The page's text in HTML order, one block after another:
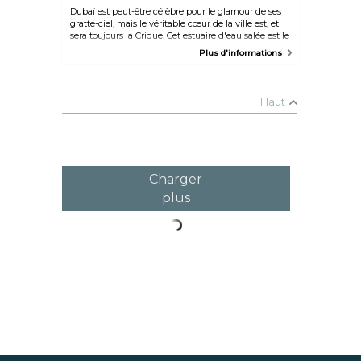
Dubaï est peut-être célèbre pour le glamour de ses
gratte-ciel, mais le véritable cœur de la ville est, et
sera toujours la Crique. Cet estuaire d'eau salée est le
site d'origine où la tribu Bani Yas s'est installée, et
ses eaux étaient vitales pour ce qui était autrefois les
commercial historique Al Seef au bord de l'eau, ainsi
Plus d'informations
Haut
Charger
plus